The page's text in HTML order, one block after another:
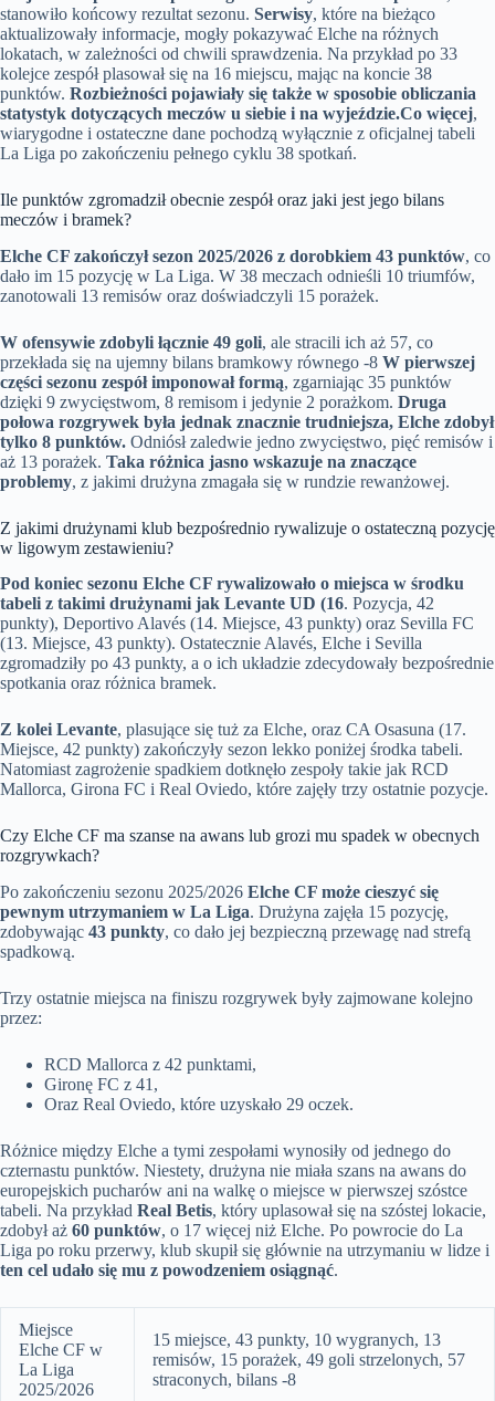
stanowiło końcowy rezultat sezonu. Serwisy, które na bieżąco
aktualizowały informacje, mogły pokazywać Elche na różnych
lokatach, w zależności od chwili sprawdzenia. Na przykład po 33
kolejce zespół plasował się na 16 miejscu, mając na koncie 38
punktów. Rozbieżności pojawiały się także w sposobie obliczania
statystyk dotyczących meczów u siebie i na wyjeździe.Co więcej,
wiarygodne i ostateczne dane pochodzą wyłącznie z oficjalnej tabeli
La Liga po zakończeniu pełnego cyklu 38 spotkań.
Ile punktów zgromadził obecnie zespół oraz jaki jest jego bilans
meczów i bramek?
Elche CF zakończył sezon 2025/2026 z dorobkiem 43 punktów, co
dało im 15 pozycję w La Liga. W 38 meczach odnieśli 10 triumfów,
zanotowali 13 remisów oraz doświadczyli 15 porażek.
W ofensywie zdobyli łącznie 49 goli, ale stracili ich aż 57, co
przekłada się na ujemny bilans bramkowy równego -8 W pierwszej
części sezonu zespół imponował formą, zgarniając 35 punktów
dzięki 9 zwycięstwom, 8 remisom i jedynie 2 porażkom. Druga
połowa rozgrywek była jednak znacznie trudniejsza, Elche zdobył
tylko 8 punktów. Odniósł zaledwie jedno zwycięstwo, pięć remisów i
aż 13 porażek. Taka różnica jasno wskazuje na znaczące
problemy, z jakimi drużyna zmagała się w rundzie rewanżowej.
Z jakimi drużynami klub bezpośrednio rywalizuje o ostateczną pozycję
w ligowym zestawieniu?
Pod koniec sezonu Elche CF rywalizowało o miejsca w środku
tabeli z takimi drużynami jak Levante UD (16. Pozycja, 42
punkty), Deportivo Alavés (14. Miejsce, 43 punkty) oraz Sevilla FC
(13. Miejsce, 43 punkty). Ostatecznie Alavés, Elche i Sevilla
zgromadziły po 43 punkty, a o ich układzie zdecydowały bezpośrednie
spotkania oraz różnica bramek.
Z kolei Levante, plasujące się tuż za Elche, oraz CA Osasuna (17.
Miejsce, 42 punkty) zakończyły sezon lekko poniżej środka tabeli.
Natomiast zagrożenie spadkiem dotknęło zespoły takie jak RCD
Mallorca, Girona FC i Real Oviedo, które zajęły trzy ostatnie pozycje.
Czy Elche CF ma szanse na awans lub grozi mu spadek w obecnych
rozgrywkach?
Po zakończeniu sezonu 2025/2026 Elche CF może cieszyć się
pewnym utrzymaniem w La Liga. Drużyna zajęła 15 pozycję,
zdobywając 43 punkty, co dało jej bezpieczną przewagę nad strefą
spadkową.
Trzy ostatnie miejsca na finiszu rozgrywek były zajmowane kolejno
przez:
RCD Mallorca z 42 punktami,
Gironę FC z 41,
Oraz Real Oviedo, które uzyskało 29 oczek.
Różnice między Elche a tymi zespołami wynosiły od jednego do
czternastu punktów. Niestety, drużyna nie miała szans na awans do
europejskich pucharów ani na walkę o miejsce w pierwszej szóstce
tabeli. Na przykład Real Betis, który uplasował się na szóstej lokacie,
zdobył aż 60 punktów, o 17 więcej niż Elche. Po powrocie do La
Liga po roku przerwy, klub skupił się głównie na utrzymaniu w lidze i
ten cel udało się mu z powodzeniem osiągnąć.
Miejsce
Elche CF w
La Liga
2025/2026
15 miejsce, 43 punkty, 10 wygranych, 13
remisów, 15 porażek, 49 goli strzelonych, 57
straconych, bilans -8